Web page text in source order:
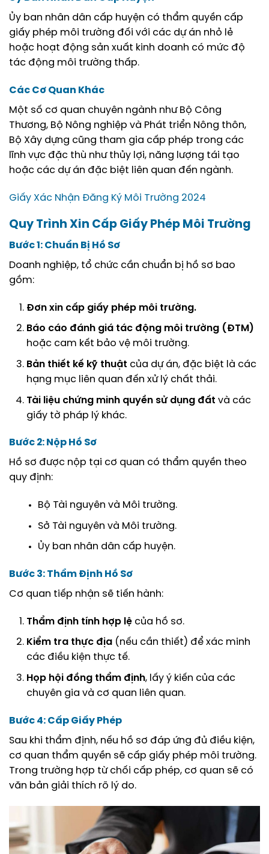
Ủy ban nhân dân cấp huyện có thẩm quyền cấp
giấy phép môi trường đối với các dự án nhỏ lẻ
hoặc hoạt động sản xuất kinh doanh có mức độ
tác động môi trường thấp.
Các Cơ Quan Khác
Một số cơ quan chuyên ngành như Bộ Công
Thương, Bộ Nông nghiệp và Phát triển Nông thôn,
Bộ Xây dựng cũng tham gia cấp phép trong các
lĩnh vực đặc thù như thủy lợi, năng lượng tái tạo
hoặc các dự án đặc biệt liên quan đến ngành.
Giấy Xác Nhận Đăng Ký Môi Trường 2024
Quy Trình Xin Cấp Giấy Phép Môi Trường
Bước 1: Chuẩn Bị Hồ Sơ
Doanh nghiệp, tổ chức cần chuẩn bị hồ sơ bao
gồm:
Đơn xin cấp giấy phép môi trường.
Báo cáo đánh giá tác động môi trường (ĐTM)
hoặc cam kết bảo vệ môi trường.
Bản thiết kế kỹ thuật của dự án, đặc biệt là các
hạng mục liên quan đến xử lý chất thải.
Tài liệu chứng minh quyền sử dụng đất và các
giấy tờ pháp lý khác.
Bước 2: Nộp Hồ Sơ
Hồ sơ được nộp tại cơ quan có thẩm quyền theo
quy định:
Bộ Tài nguyên và Môi trường.
Sở Tài nguyên và Môi trường.
Ủy ban nhân dân cấp huyện.
Bước 3: Thẩm Định Hồ Sơ
Cơ quan tiếp nhận sẽ tiến hành:
Thẩm định tính hợp lệcủa hồ sơ.
Kiểm tra thực địa(nếu cần thiết) để xác minh
các điều kiện thực tế.
Họp hội đồng thẩm định, lấy ý kiến của các
chuyên gia và cơ quan liên quan.
Bước 4: Cấp Giấy Phép
Sau khi thẩm định, nếu hồ sơ đáp ứng đủ điều kiện,
cơ quan thẩm quyền sẽ cấp giấy phép môi trường.
Trong trường hợp từ chối cấp phép, cơ quan sẽ có
văn bản giải thích rõ lý do.